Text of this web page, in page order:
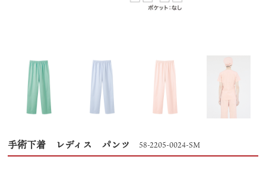
手術下着 レディス パンツ 58-2205-0024-SM